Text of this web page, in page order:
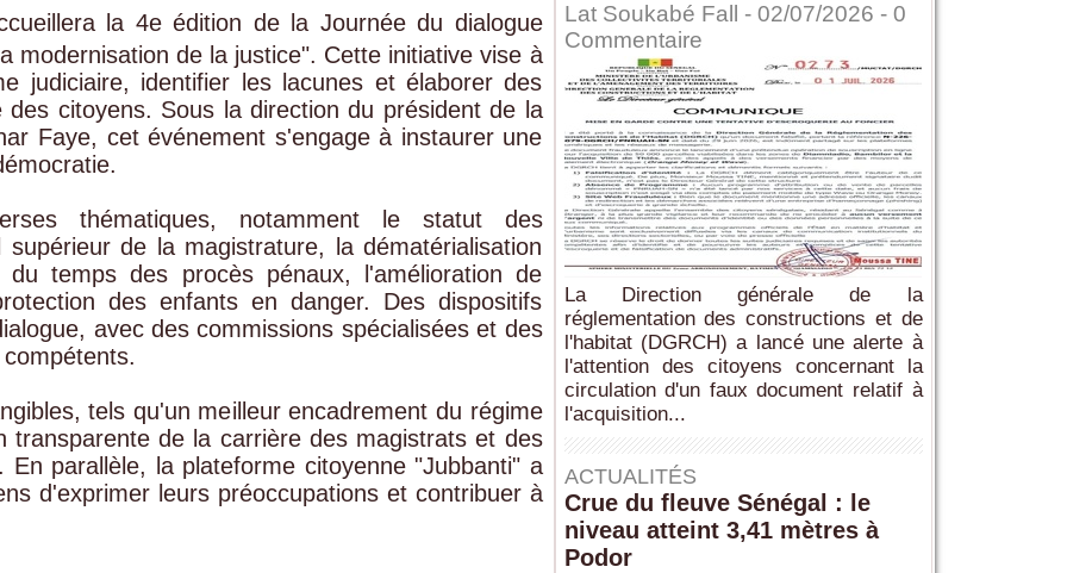
la 4e édition de la Journée du dialogue
modernisation de la justice". Cette initiative vise à
judiciaire, identifier les lacunes et élaborer des
citoyens. Sous la direction du président de la
Faye, cet événement s'engage à instaurer une
thématiques, notamment le statut des
de la magistrature, la dématérialisation
temps des procès pénaux, l'amélioration de
des enfants en danger. Des dispositifs
avec des commissions spécialisées et des
tels qu'un meilleur encadrement du régime
transparente de la carrière des magistrats et des
En parallèle, la plateforme citoyenne "Jubbanti" a
d'exprimer leurs préoccupations et contribuer à
Lat Soukabé Fall - 02/07/2026 - 0
Commentaire
La Direction générale de la
réglementation des constructions et de
l'habitat (DGRCH) a lancé une alerte à
l'attention des citoyens concernant la
circulation d'un faux document relatif à
l'acquisition...
ACTUALITÉS
Crue du fleuve Sénégal : le
niveau atteint 3,41 mètres à
Podor